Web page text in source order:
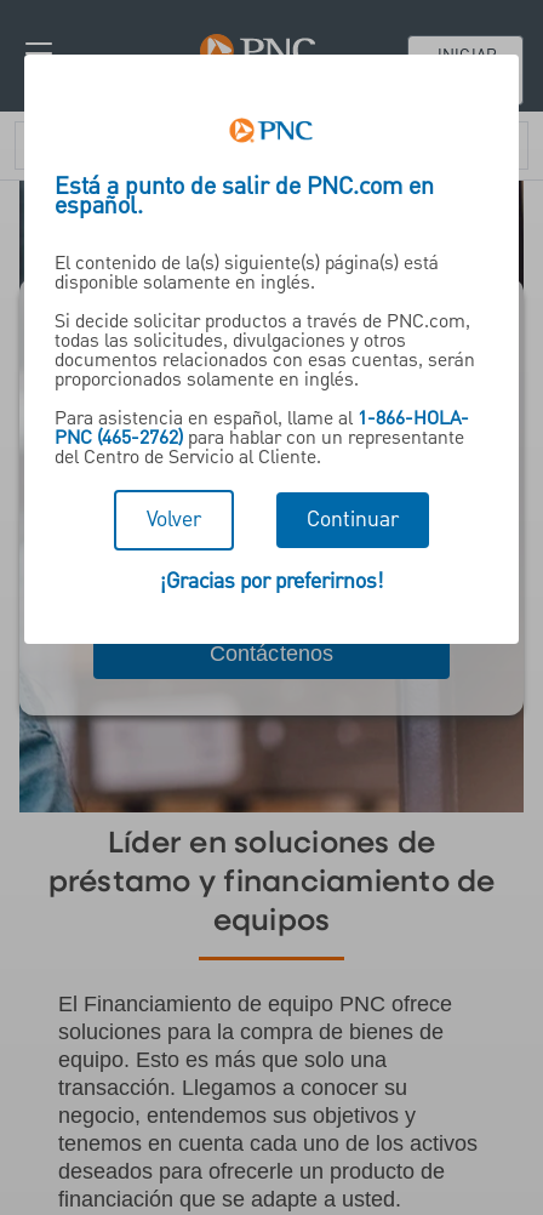
INICIAR
Haga crecer su
empresa con
préstamos
comerciales para
financiamiento de
equipos
Contáctenos
Líder en soluciones de
préstamo y financiamiento de
equipos
El Financiamiento de equipo PNC ofrece
soluciones para la compra de bienes de
equipo. Esto es más que solo una
transacción. Llegamos a conocer su
negocio, entendemos sus objetivos y
tenemos en cuenta cada uno de los activos
deseados para ofrecerle un producto de
financiación que se adapte a usted.
Está a punto de salir de PNC.com en
español.
El contenido de la(s) siguiente(s) página(s) está
disponible solamente en inglés.
Si decide solicitar productos a través de PNC.com,
todas las solicitudes, divulgaciones y otros
documentos relacionados con esas cuentas, serán
proporcionados solamente en inglés.
Para asistencia en español, llame al 1-866-HOLA-
PNC (465-2762)para hablar con un representante
del Centro de Servicio al Cliente.
Volver Continuar
¡Gracias por preferirnos!